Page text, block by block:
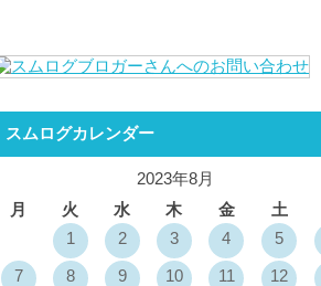
スムログカレンダー
2023年8月
月
火 水 木 金 土
1
2 3 4 5
7 8 9 10 11 12